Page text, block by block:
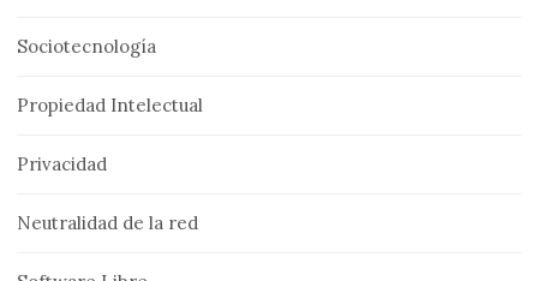
Sociotecnología
Propiedad Intelectual
Privacidad
Neutralidad de la red